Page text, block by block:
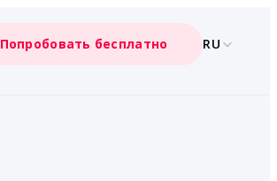
Попробовать бесплатно RU